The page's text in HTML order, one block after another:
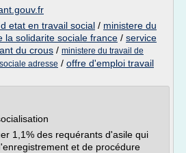
etat en travail social / ministere du
la solidarite sociale france / service
du crous / ministere du travail de
adresse / offre d'emploi travail
1,1% des requérants d'asile qui
et de procédure